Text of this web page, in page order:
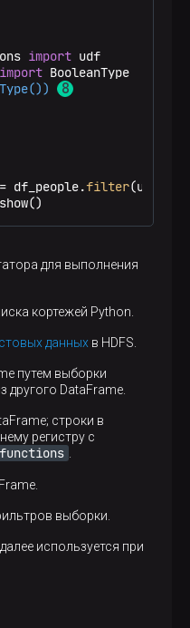
import
import
))
df_people.filter
для выполнения
кортежей Python.
данных в HDFS.
путем выборки
другого DataFrame.
строки в
регистру с
выборки.
используется при